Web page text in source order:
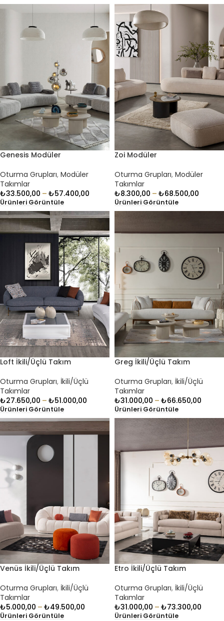
Genesis Modüler
Oturma Grupları, Modüler
Takımlar
₺33.500,00 – ₺57.400,00
Ürünleri Görüntüle
Zoi Modüler
Oturma Grupları, Modüler
Takımlar
₺8.300,00 – ₺68.500,00
Ürünleri Görüntüle
Loft İkili/Üçlü Takım
Oturma Grupları, İkili/Üçlü
Takımlar
₺27.650,00 – ₺51.000,00
Ürünleri Görüntüle
Greg İkili/Üçlü Takım
Oturma Grupları, İkili/Üçlü
Takımlar
₺31.000,00 – ₺66.650,00
Ürünleri Görüntüle
Venüs İkili/Üçlü Takım
Oturma Grupları, İkili/Üçlü
Takımlar
₺5.000,00 – ₺49.500,00
Ürünleri Görüntüle
Etro İkili/Üçlü Takım
Oturma Grupları, İkili/Üçlü
Takımlar
₺31.000,00 – ₺73.300,00
Ürünleri Görüntüle